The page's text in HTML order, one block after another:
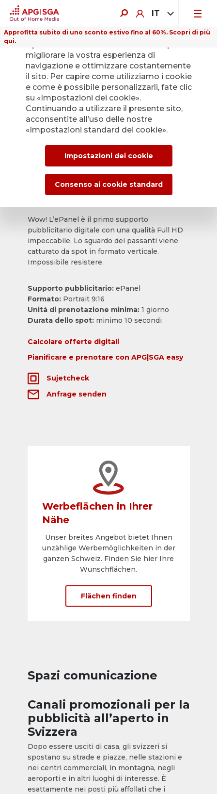
IT
Approfitta subito di uno sconto estivo fino al 60%. Scopri di più
qui.
ePanel
Wow! L’ePanel è il primo supporto
pubblicitario digitale con una qualità Full HD
impeccabile. Lo sguardo dei passanti viene
catturato da spot in formato verticale.
Impossibile resistere.
Supporto pubblicitario:ePanel
Formato:Portrait 9:16
Unità di prenotazione minima: 1 giorno
Durata dello spot: minimo 10 secondi
Calcolare offerte digitali
Pianificare e prenotare con APG|SGA easy
Sujetcheck
Anfrage senden
Werbeflächen in Ihrer
Nähe
Unser breites Angebot bietet Ihnen
unzählige Werbemöglichkeiten in der
ganzen Schweiz. Finden Sie hier Ihre
Wunschflächen.
Flächen finden
Spazi comunicazione
Canali promozionali per la
pubblicità all’aperto in
Svizzera
Dopo essere usciti di casa, gli svizzeri si
spostano su strade e piazze, nelle stazioni e
nei centri commerciali, in montagna, negli
aeroporti e in altri luoghi di interesse. È
esattamente nei posti più affollati che i
migliorare la vostra esperienza di
navigazione e ottimizzare costantemente
il sito. Per capire come utilizziamo i cookie
e come è possibile personalizzarli, fate clic
su «Impostazioni dei cookie».
Continuando a utilizzare il presente sito,
acconsentite all’uso delle nostre
«Impostazioni standard dei cookie».
Impostazioni dei cookie
Consenso ai cookie standard